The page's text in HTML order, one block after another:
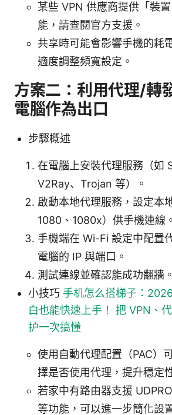
某些 VPN 供應商提供「裝
能，請查閱官方支援。
共享時可能會影響手機的耗
適度調整頻寬設定。
方案二：利用代理/轉
電腦作為出口
步驟概述
在電腦上安裝代理服務（如
V2Ray、Trojan 等）。
啟動本地代理服務，設定本
1080、1080x）供手機連線。
手機端在 Wi-Fi 設定中配置
電腦的 IP 與端口。
測試連線並確認能成功翻牆。
小技巧 手机怎么搭梯子：
白也能快速上手！ 把 VPN、
护一次搞懂
使用自動代理配置（PAC）
擇是否使用代理，提升穩定
若家中有路由器支援
等功能，可以進一步簡化設